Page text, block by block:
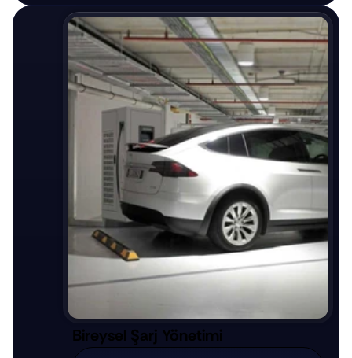
Bireysel Şarj Yönetimi